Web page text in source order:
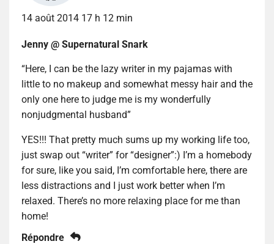
14 août 2014 17 h 12 min
Jenny @ Supernatural Snark
“Here, I can be the lazy writer in my pajamas with
little to no makeup and somewhat messy hair and the
only one here to judge me is my wonderfully
nonjudgmental husband”
YES!!! That pretty much sums up my working life too,
just swap out “writer” for “designer”:) I’m a homebody
for sure, like you said, I’m comfortable here, there are
less distractions and I just work better when I’m
relaxed. There’s no more relaxing place for me than
home!
Répondre